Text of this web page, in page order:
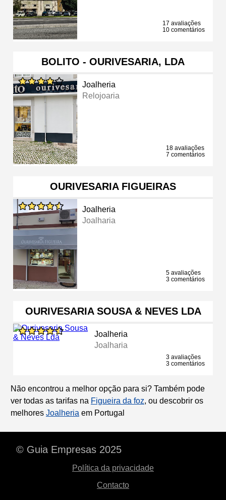
17 avaliações
10 comentários
BOLITO - OURIVESARIA, LDA
Joalheria
Relojoaria
18 avaliações
7 comentários
OURIVESARIA FIGUEIRAS
Joalheria
Joalharia
5 avaliações
3 comentários
OURIVESARIA SOUSA & NEVES LDA
Joalheria
Joalharia
3 avaliações
3 comentários
Não encontrou a melhor opção para si? Também pode
ver todas as tarifas na Figueira da foz, ou descobrir os
melhores Joalheria em Portugal
© Guia Empresas 2025
Política da privacidade
Contacto